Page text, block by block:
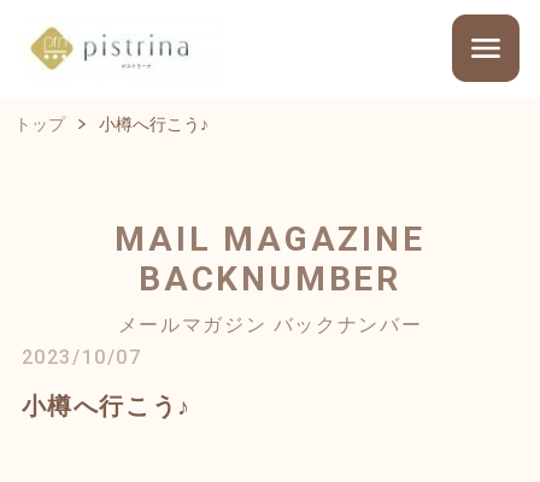
トップ 小樽へ行こう♪
MAIL MAGAZINE
BACKNUMBER
メールマガジン バックナンバー
2023/10/07
小樽へ行こう♪